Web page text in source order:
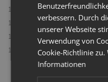
1 x Silikon Schutzhaube für
1 x Pura Kiki Trinklernflasche
1 x Sauger-Aufsatz
1 x Pflegeanleitung (befindet sich
verbessern. Durch
unserer Webseite
Verwendung von
Cookie-Richtlinie zu.
Informationen